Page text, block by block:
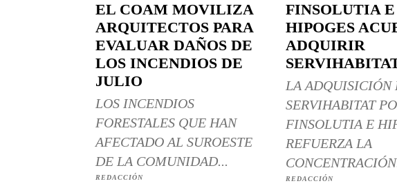
EL COAM MOVILIZA
ARQUITECTOS PARA
EVALUAR DAÑOS DE
LOS INCENDIOS DE
JULIO
LOS INCENDIOS
FORESTALES QUE HAN
AFECTADO AL SUROESTE
DE LA COMUNIDAD...
REDACCIÓN
FINSOLUTIA E
HIPOGES
ADQUIRIR
LA ADQUISICIÓN
SERVIHABITAT
FINSOLUTIA E
REFUERZA LA
REDACCIÓN